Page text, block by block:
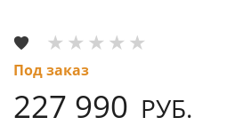
Под заказ
227 990 РУБ.